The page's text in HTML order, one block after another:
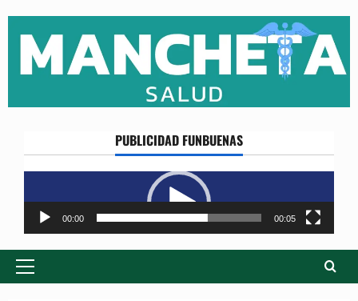
content
PUBLICIDAD FUNBUENAS
Reproductor
de
vídeo
00:00 00:05
Primary